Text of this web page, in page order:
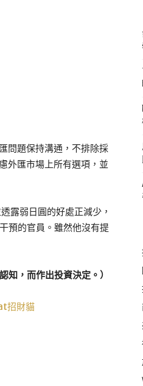
問題保持溝通，不排除採
外匯市場上所有選項，並
露弱日圓的好處正減少，
預的官員。雖然他沒有提
知，而作出投資決定。）
招財貓